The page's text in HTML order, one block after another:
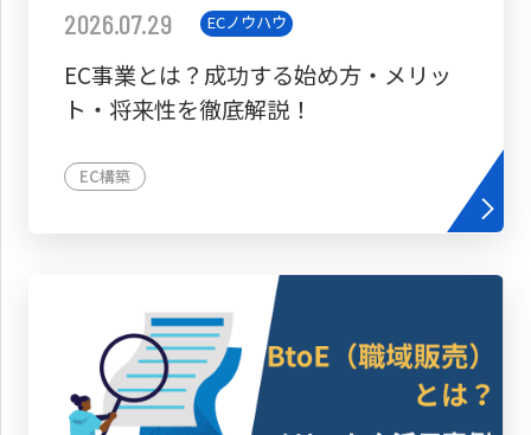
2026.07.29 ECノウハウ
EC事業とは？成功する始め方・メリッ
ト・将来性を徹底解説！
EC構築